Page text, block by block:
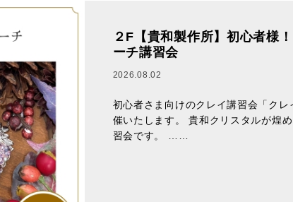
２F【貴和製作所】初心者様
ーチ講習会
2026.08.02
初心者さま向けのクレイ講習会「ク
催いたします。 貴和クリスタルが煌
習会です。 ……